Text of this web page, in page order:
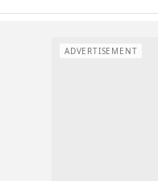
ADVERTISEMENT